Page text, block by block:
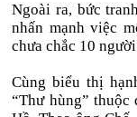
Ngoài ra, bức
nhấn mạnh việc
chưa chắc 10
Cùng biểu thị
“Thư hùng”